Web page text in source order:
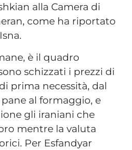
alla Camera di
come ha riportato
è il quadro
schizzati i prezzi di
prima necessità, dal
al formaggio, e
gli iraniani che
mentre la valuta
Per Esfandyar